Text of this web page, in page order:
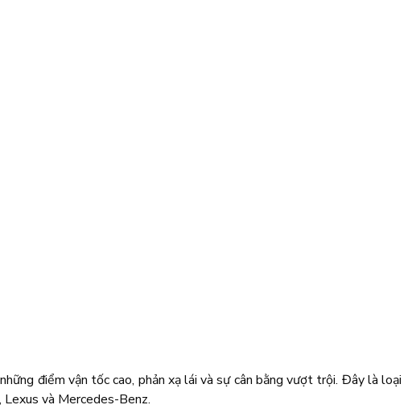
điểm vận tốc cao, phản xạ lái và sự cân bằng vượt trội. Đây là loại
và Mercedes-Benz.